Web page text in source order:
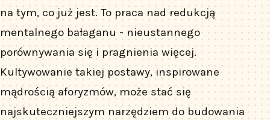
na tym, co już jest. To praca nad redukcją
mentalnego bałaganu - nieustannego
porównywania się i pragnienia więcej.
Kultywowanie takiej postawy, inspirowane
mądrością aforyzmów, może stać się
najskuteczniejszym narzędziem do budowania